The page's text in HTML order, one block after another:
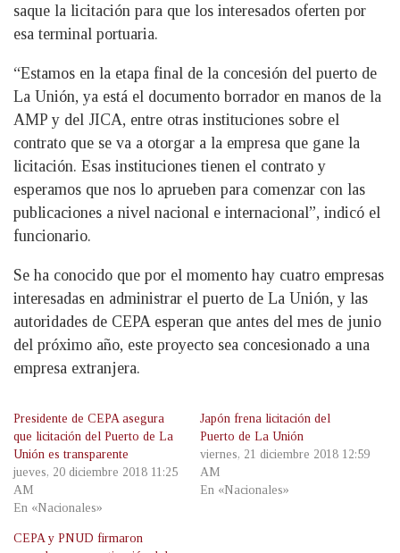
saque la licitación para que los interesados oferten por
esa terminal portuaria.
“Estamos en la etapa final de la concesión del puerto de
La Unión, ya está el documento borrador en manos de la
AMP y del JICA, entre otras instituciones sobre el
contrato que se va a otorgar a la empresa que gane la
licitación. Esas instituciones tienen el contrato y
esperamos que nos lo aprueben para comenzar con las
publicaciones a nivel nacional e internacional”, indicó el
funcionario.
Se ha conocido que por el momento hay cuatro empresas
interesadas en administrar el puerto de La Unión, y las
autoridades de CEPA esperan que antes del mes de junio
del próximo año, este proyecto sea concesionado a una
empresa extranjera.
Presidente de CEPA asegura
que licitación del Puerto de La
Unión es transparente
jueves, 20 diciembre 2018 11:25
AM
En «Nacionales»
Japón frena licitación del
Puerto de La Unión
viernes, 21 diciembre 2018 12:59
AM
En «Nacionales»
CEPA y PNUD firmaron